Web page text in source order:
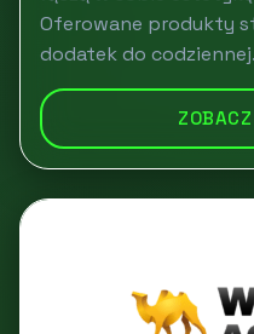
Oferowane produkty
dodatek do